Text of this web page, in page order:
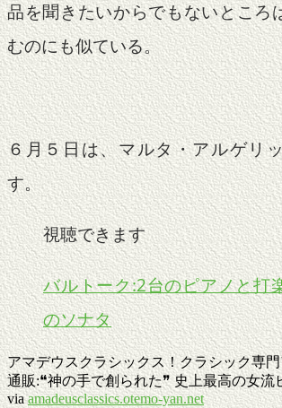
品を聞きたいからでもないところ
むのにも似ている。
６月５日は、マルタ・アルゲリ
す。
視聴できます
バルトーク:2台のピアノと打
のソナタ
アマデウスクラシックス！クラシック専
通販:❝神の手で創られた❞ 史上最高の女流
viaamadeusclassics.otemo-yan.net